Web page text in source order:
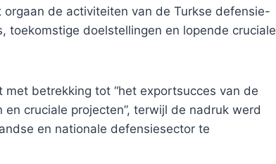
de activiteiten van de Turkse defensie-
doelstellingen en lopende cruciale
betrekking tot “het exportsucces van de
cruciale projecten”, terwijl de nadruk werd
en nationale defensiesector te